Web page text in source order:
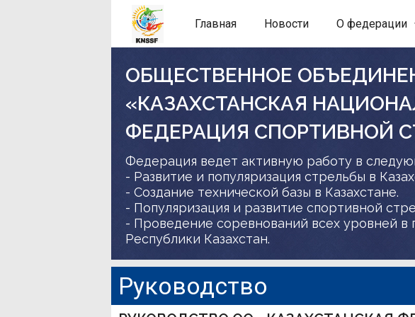
Главная Новости О федерации
ОБЩЕСТВЕННОЕ
«КАЗАХСТАНСКАЯ
ФЕДЕРАЦИЯ СПОРТИВНОЙ
Федерация ведет активную работу в
- Развитие и популяризация стрельбы в
- Создание технической базы в Казахстане.
- Популяризация и развитие спортивной
- Проведение соревнований всех уровней в
Республики Казахстан.
Руководство